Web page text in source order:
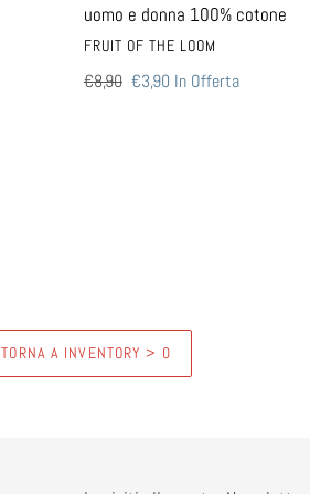
100%
cotone
uomo e donna 100% cotone
VENDITORE
FRUIT OF THE LOOM
Prezzo
€8,90 Prezzo
€3,90 In Offerta
TORNA A INVENTORY > 0